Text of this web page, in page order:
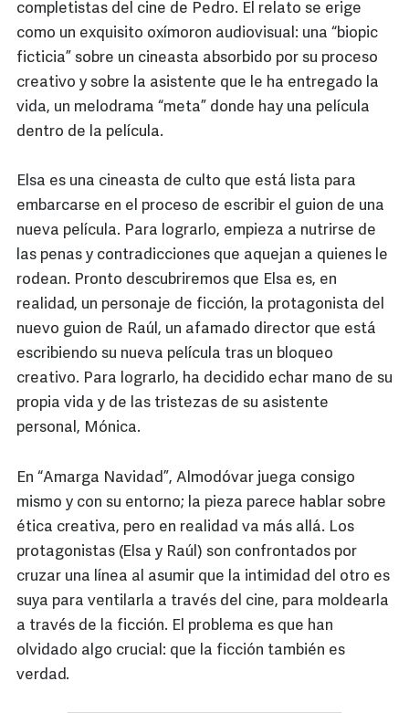
completistas del cine de Pedro. El relato se erige
como un exquisito oxímoron audiovisual: una “biopic
ficticia” sobre un cineasta absorbido por su proceso
creativo y sobre la asistente que le ha entregado la
vida, un melodrama “meta” donde hay una película
dentro de la película.
Elsa es una cineasta de culto que está lista para
embarcarse en el proceso de escribir el guion de una
nueva película. Para lograrlo, empieza a nutrirse de
las penas y contradicciones que aquejan a quienes le
rodean. Pronto descubriremos que Elsa es, en
realidad, un personaje de ficción, la protagonista del
nuevo guion de Raúl, un afamado director que está
escribiendo su nueva película tras un bloqueo
creativo. Para lograrlo, ha decidido echar mano de su
propia vida y de las tristezas de su asistente
personal, Mónica.
En “Amarga Navidad”, Almodóvar juega consigo
mismo y con su entorno; la pieza parece hablar sobre
ética creativa, pero en realidad va más allá. Los
protagonistas (Elsa y Raúl) son confrontados por
cruzar una línea al asumir que la intimidad del otro es
suya para ventilarla a través del cine, para moldearla
a través de la ficción. El problema es que han
olvidado algo crucial: que la ficción también es
verdad.